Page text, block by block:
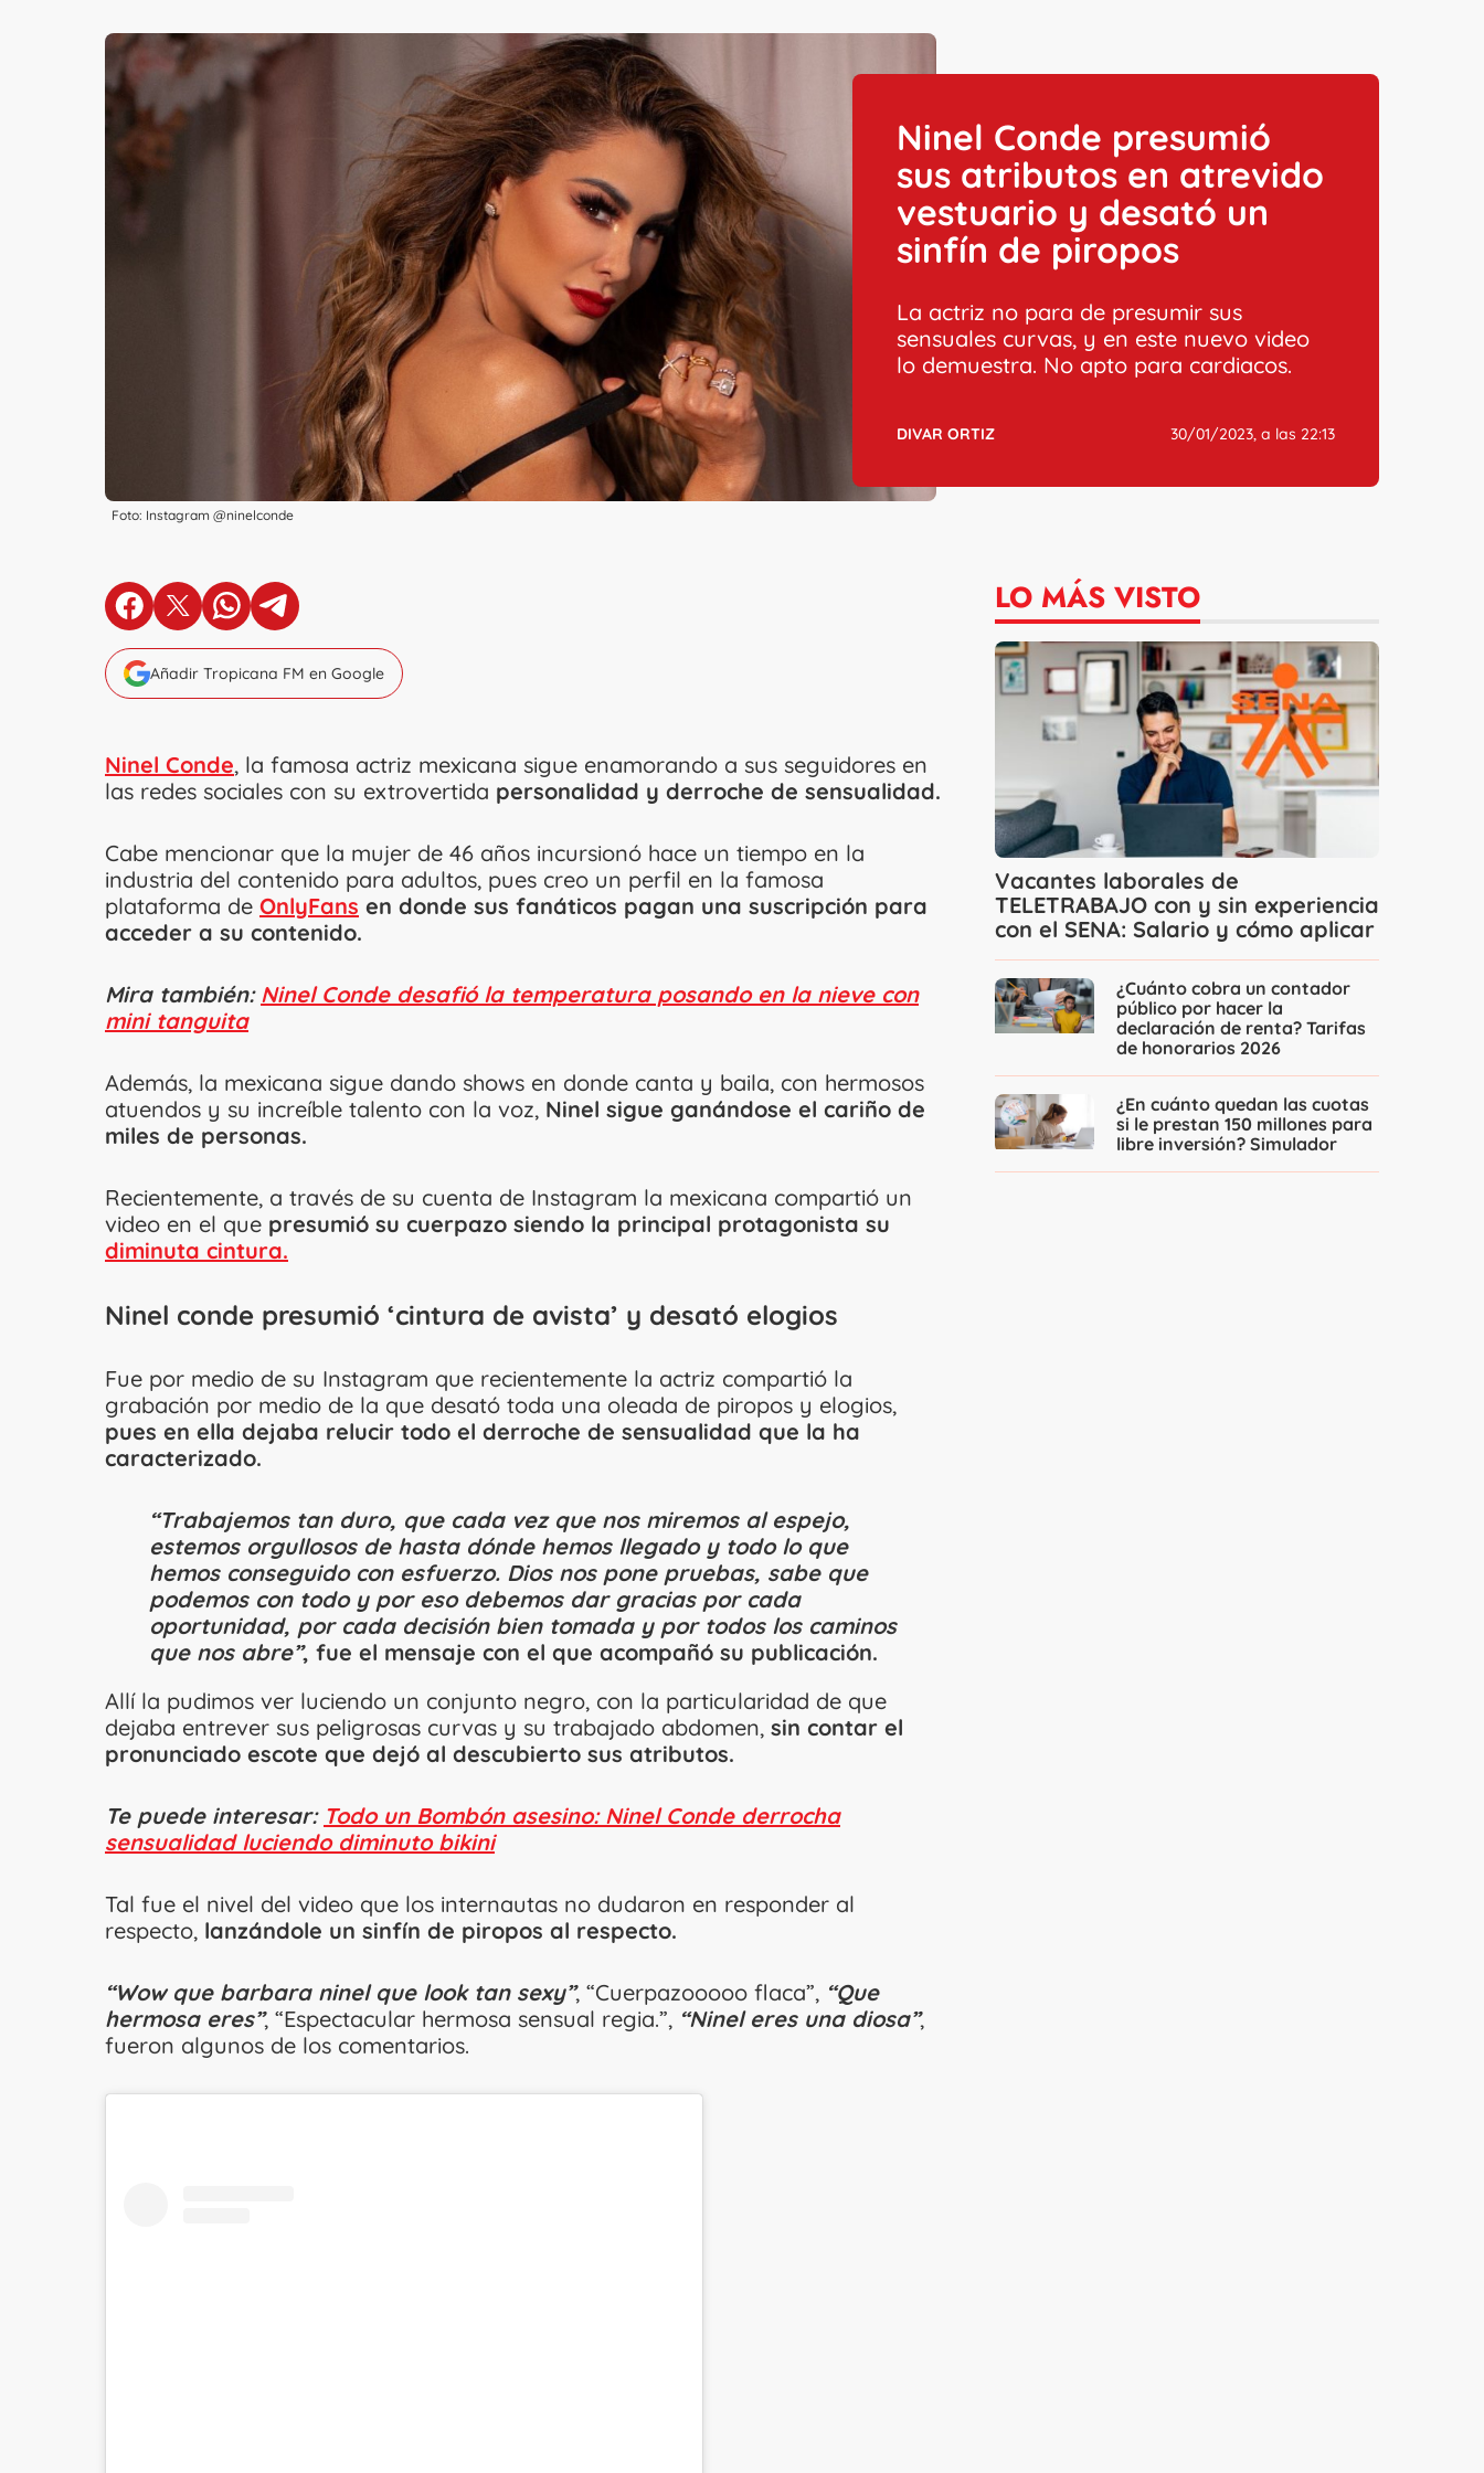
Foto: Instagram @ninelconde
Ninel Conde presumió
sus atributos en atrevido
vestuario y desató un
sinfín de piropos
La actriz no para de presumir sus
sensuales curvas, y en este nuevo video
lo demuestra. No apto para cardiacos.
DIVAR ORTIZ 30/01/2023, a las 22:13
en Facebook
en X en Whatsapp
en Telegram
Añadir Tropicana FM en Google
Ninel Conde, la famosa actriz mexicana sigue enamorando a sus seguidores en
las redes sociales con su extrovertida personalidad y derroche de sensualidad.
Cabe mencionar que la mujer de 46 años incursionó hace un tiempo en la
industria del contenido para adultos, pues creo un perfil en la famosa
plataforma de OnlyFans en donde sus fanáticos pagan una suscripción para
acceder a su contenido.
Mira también: Ninel Conde desafió la temperatura posando en la nieve con
mini tanguita
Además, la mexicana sigue dando shows en donde canta y baila, con hermosos
atuendos y su increíble talento con la voz, Ninel sigue ganándose el cariño de
miles de personas.
Recientemente, a través de su cuenta de Instagram la mexicana compartió un
video en el que presumió su cuerpazo siendo la principal protagonista su
diminuta cintura.
Ninel conde presumió ‘cintura de avista’ y desató elogios
Fue por medio de su Instagram que recientemente la actriz compartió la
grabación por medio de la que desató toda una oleada de piropos y elogios,
pues en ella dejaba relucir todo el derroche de sensualidad que la ha
caracterizado.
“Trabajemos tan duro, que cada vez que nos miremos al espejo,
estemos orgullosos de hasta dónde hemos llegado y todo lo que
hemos conseguido con esfuerzo. Dios nos pone pruebas, sabe que
podemos con todo y por eso debemos dar gracias por cada
oportunidad, por cada decisión bien tomada y por todos los caminos
que nos abre”, fue el mensaje con el que acompañó su publicación.
Allí la pudimos ver luciendo un conjunto negro, con la particularidad de que
dejaba entrever sus peligrosas curvas y su trabajado abdomen, sin contar el
pronunciado escote que dejó al descubierto sus atributos.
Te puede interesar: Todo un Bombón asesino: Ninel Conde derrocha
sensualidad luciendo diminuto bikini
Tal fue el nivel del video que los internautas no dudaron en responder al
respecto, lanzándole un sinfín de piropos al respecto.
“Wow que barbara ninel que look tan sexy”, “Cuerpazooooo flaca”, “Que
hermosa eres”, “Espectacular hermosa sensual regia.”, “Ninel eres una diosa”,
fueron algunos de los comentarios.
LO MÁS VISTO
Vacantes laborales de
TELETRABAJO con y sin experiencia
con el SENA: Salario y cómo aplicar
¿Cuánto cobra un contador
público por hacer la
declaración de renta? Tarifas
de honorarios 2026
¿En cuánto quedan las cuotas
si le prestan 150 millones para
libre inversión? Simulador